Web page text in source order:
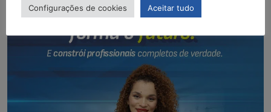
Configurações de cookies Aceitar tudo